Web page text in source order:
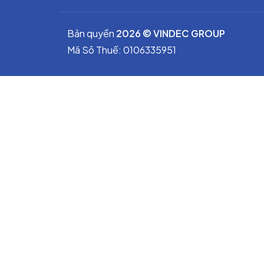
Bản quyền 2026 © VINDEC GROUP
Mã Sô Thuế: 0106335951